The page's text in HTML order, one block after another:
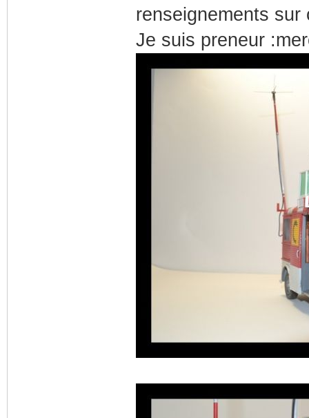
renseignements
Je suis preneur